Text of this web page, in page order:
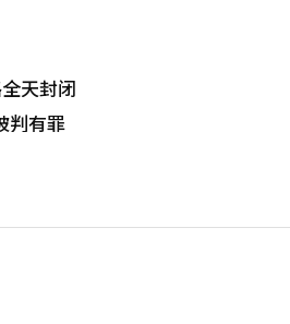
天封闭
判有罪